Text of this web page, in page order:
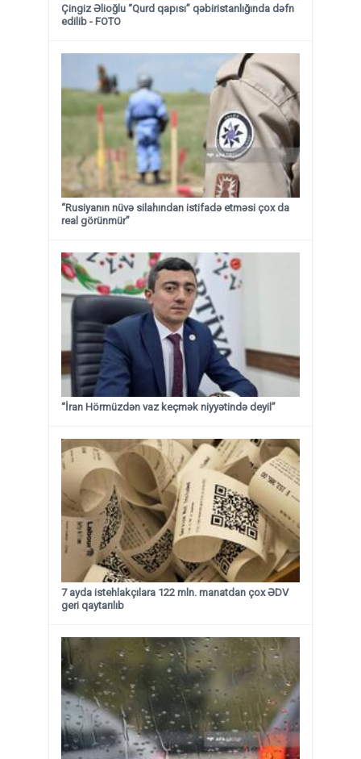
Çingiz Əlioğlu “Qurd qapısı” qəbiristanlığında dəfn
edilib - FOTO
“Rusiyanın nüvə silahından istifadə etməsi çox da
real görünmür”
“İran Hörmüzdən vaz keçmək niyyətində deyil”
7 ayda istehlakçılara 122 mln. manatdan çox ƏDV
geri qaytarılıb